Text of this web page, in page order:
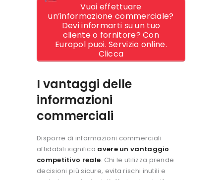
Vuoi effettuare
un’informazione commerciale?
Devi informarti su un tuo
cliente o fornitore? Con
Europol puoi. Servizio online.
Clicca
I vantaggi delle
informazioni
commerciali
Disporre di informazioni commerciali
affidabili significa avere un vantaggio
competitivo reale. Chi le utilizza prende
decisioni più sicure, evita rischi inutili e